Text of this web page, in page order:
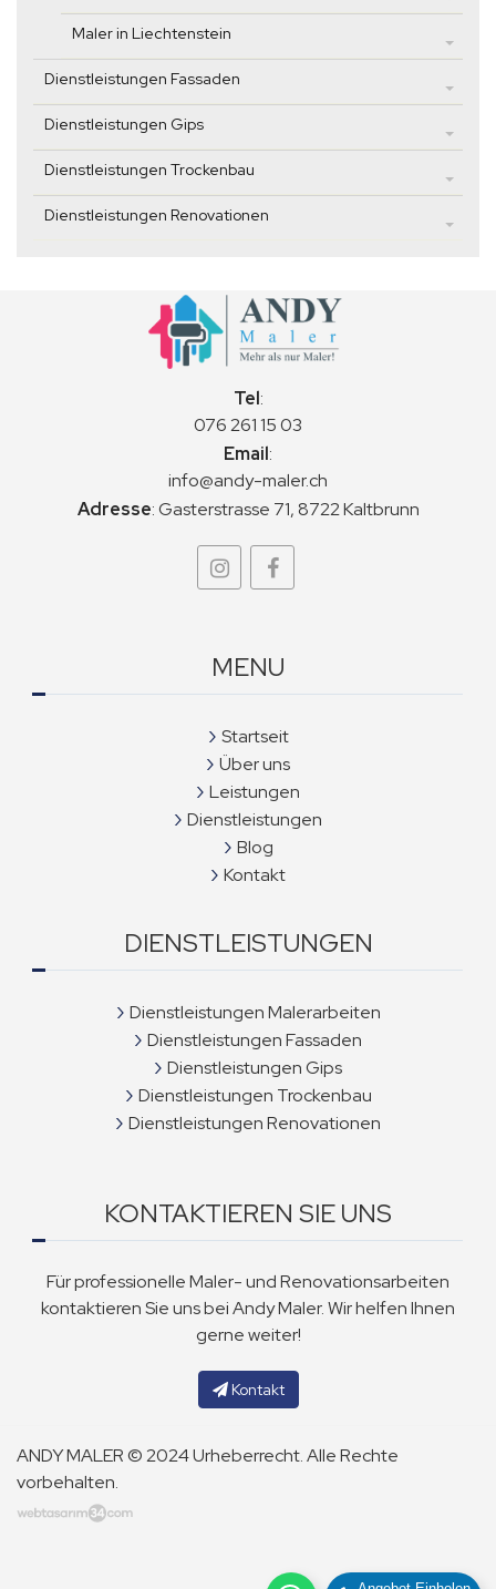
Maler in Liechtenstein
Dienstleistungen Fassaden
Dienstleistungen Gips
Dienstleistungen Trockenbau
Dienstleistungen Renovationen
Tel:
076 261 15 03
Email:
info@andy-maler.ch
Adresse:Gasterstrasse 71, 8722 Kaltbrunn
MENU
Startseit
Über uns
Leistungen
Dienstleistungen
Blog
Kontakt
DIENSTLEISTUNGEN
Dienstleistungen Malerarbeiten
Dienstleistungen Fassaden
Dienstleistungen Gips
Dienstleistungen Trockenbau
Dienstleistungen Renovationen
KONTAKTIEREN SIE UNS
Für professionelle Maler- und Renovationsarbeiten
kontaktieren Sie uns bei Andy Maler. Wir helfen Ihnen
gerne weiter!
Kontakt
ANDY MALER © 2024 Urheberrecht. Alle Rechte
vorbehalten.